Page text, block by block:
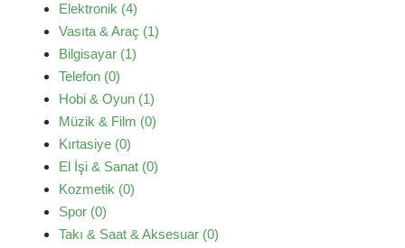
Elektronik (4)
Vasıta & Araç (1)
Bilgisayar (1)
Telefon (0)
Hobi & Oyun (1)
Müzik & Film (0)
Kırtasiye (0)
El İşi & Sanat (0)
Kozmetik (0)
Spor (0)
Takı & Saat & Aksesuar (0)